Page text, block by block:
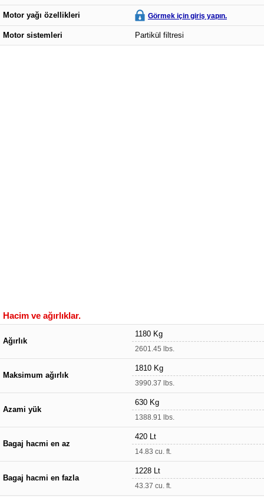
Motor yağı özellikleri Görmek için giriş yapın.
Motor sistemleri Partikül filtresi
Hacim ve ağırlıklar.
Ağırlık
1180 Kg
2601.45 lbs.
Maksimum ağırlık
1810 Kg
3990.37 lbs.
Azami yük
630 Kg
1388.91 lbs.
Bagaj hacmi en az
420 Lt
14.83 cu. ft.
Bagaj hacmi en fazla
1228 Lt
43.37 cu. ft.